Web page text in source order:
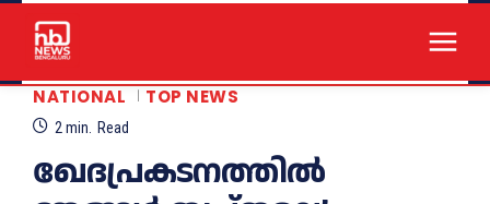
NATIONAL TOP NEWS
2 min. Read
ഖേദപ്രകടനത്തിൽ